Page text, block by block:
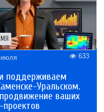
633
поддерживаем
Уральском.
ваших